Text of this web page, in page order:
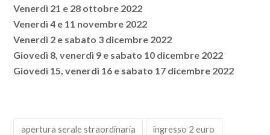
Venerdì 21 e 28 ottobre 2022
Venerdì 4 e 11 novembre 2022
Venerdì 2 e sabato 3 dicembre 2022
Giovedì 8, venerdì 9 e sabato 10 dicembre 2022
Giovedì 15, venerdì 16 e sabato 17 dicembre 2022
apertura serale straordinaria ingresso 2 euro